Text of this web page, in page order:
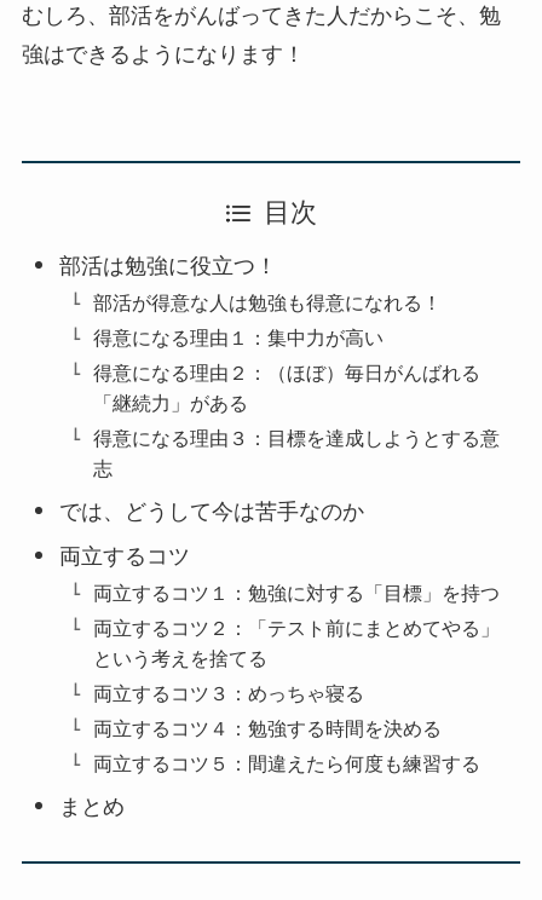
むしろ、部活をがんばってきた人だからこそ、勉
強はできるようになります！
目次
部活は勉強に役立つ！
部活が得意な人は勉強も得意になれる！
得意になる理由１：集中力が高い
得意になる理由２：（ほぼ）毎日がんばれる
「継続力」がある
得意になる理由３：目標を達成しようとする意
志
では、どうして今は苦手なのか
両立するコツ
両立するコツ１：勉強に対する「目標」を持つ
両立するコツ２：「テスト前にまとめてやる」
という考えを捨てる
両立するコツ３：めっちゃ寝る
両立するコツ４：勉強する時間を決める
両立するコツ５：間違えたら何度も練習する
まとめ